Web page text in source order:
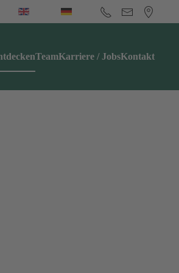
TeamKarriere / JobsKontakt